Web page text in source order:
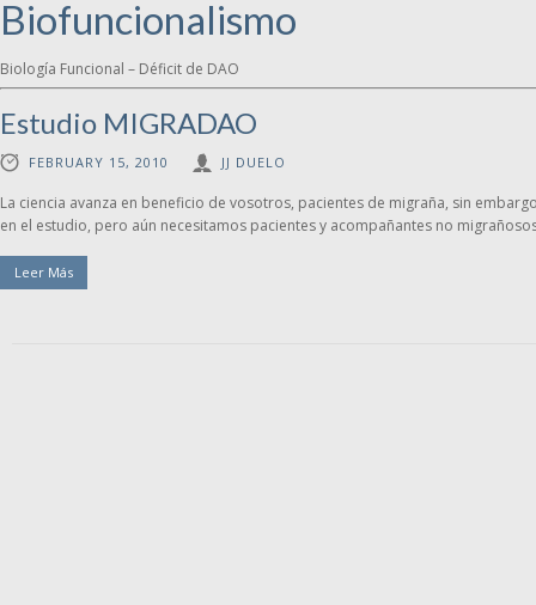
Biofuncionalismo
Biología Funcional – Déficit de DAO
Estudio MIGRADAO
FEBRUARY 15, 2010 JJ DUELO
La ciencia avanza en beneficio de vosotros, pacientes de migraña, sin
en el estudio, pero aún necesitamos pacientes y acompañantes no
Leer Más